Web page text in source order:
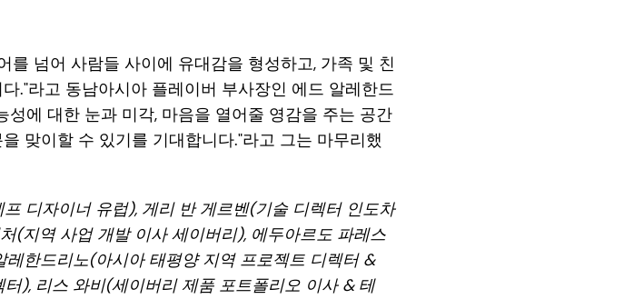
넘어 사람들 사이에 유대감을 형성하고, 가족 및 친
."라고 동남아시아 플레이버 부사장인 에드 알레한드
에 대한 눈과 미각, 마음을 열어줄 영감을 주는 공간
맞이할 수 있기를 기대합니다."라고 그는 마무리했
디자이너 유럽), 게리 반 게르벤(기술 디렉터 인도차
(지역 사업 개발 이사 세이버리), 에두아르도 파레스
한드리노(아시아 태평양 지역 프로젝트 디렉터 &
), 리스 와비(세이버리 제품 포트폴리오 이사 & 테